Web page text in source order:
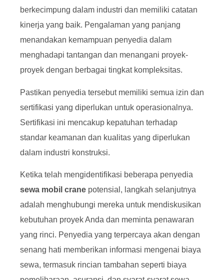
berkecimpung dalam industri dan memiliki catatan
kinerja yang baik. Pengalaman yang panjang
menandakan kemampuan penyedia dalam
menghadapi tantangan dan menangani proyek-
proyek dengan berbagai tingkat kompleksitas.
Pastikan penyedia tersebut memiliki semua izin dan
sertifikasi yang diperlukan untuk operasionalnya.
Sertifikasi ini mencakup kepatuhan terhadap
standar keamanan dan kualitas yang diperlukan
dalam industri konstruksi.
Ketika telah mengidentifikasi beberapa penyedia
sewa mobil crane potensial, langkah selanjutnya
adalah menghubungi mereka untuk mendiskusikan
kebutuhan proyek Anda dan meminta penawaran
yang rinci. Penyedia yang terpercaya akan dengan
senang hati memberikan informasi mengenai biaya
sewa, termasuk rincian tambahan seperti biaya